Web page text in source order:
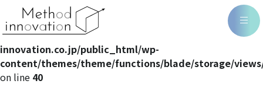
Warning: Undefined array key 0 in
/home/methodin/method-
innovation.co.jp/public_html/wp-
content/themes/theme/functions/blade/storage/views/
on line 40